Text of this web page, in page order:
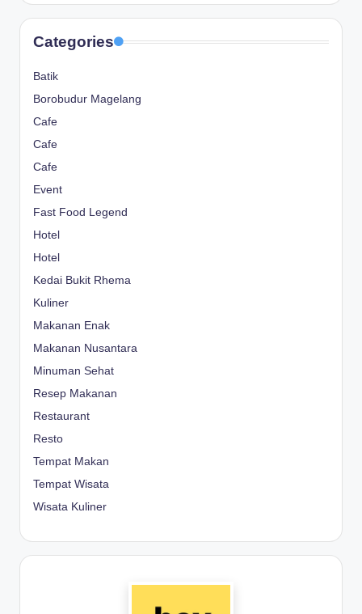
Categories
Batik
Borobudur Magelang
Cafe
Cafe
Cafe
Event
Fast Food Legend
Hotel
Hotel
Kedai Bukit Rhema
Kuliner
Makanan Enak
Makanan Nusantara
Minuman Sehat
Resep Makanan
Restaurant
Resto
Tempat Makan
Tempat Wisata
Wisata Kuliner